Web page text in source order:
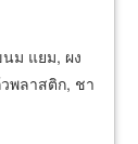
ม แยม, ผง
พลาสติก, ชา